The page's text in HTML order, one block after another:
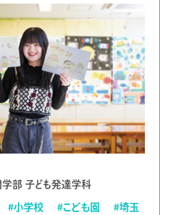
部 子ども発達学科
#小学校 #こども園
#埼玉